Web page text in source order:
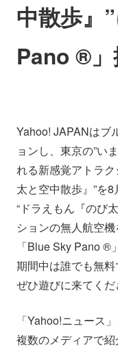
クラ
会社情報
採用情報
IR情報
中散歩』
Pano ®」
Yahoo! JAPANはブ
ョンし、東京の”い
れる新感覚アトラ
太と空中散歩』”を
“ドラえもん『のび
ションの無人航空
「Blue Sky Pano ®
期間中は誰でも無料
ぜひ遊びに来てくだ
「Yahoo!ニュース
複数のメディアで紹